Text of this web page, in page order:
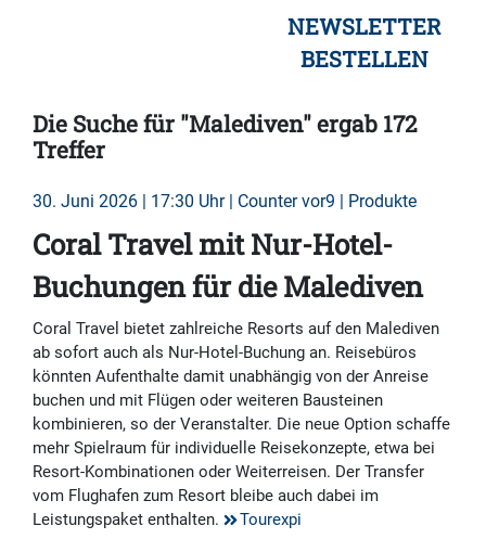
NEWSLETTER
BESTELLEN
Die Suche für "Malediven" ergab 172
Treffer
30. Juni 2026 | 17:30 Uhr | Counter vor9 | Produkte
Coral Travel mit Nur-Hotel-
Buchungen für die Malediven
Coral Travel bietet zahlreiche Resorts auf den Malediven
ab sofort auch als Nur-Hotel-Buchung an. Reisebüros
könnten Aufenthalte damit unabhängig von der Anreise
buchen und mit Flügen oder weiteren Bausteinen
kombinieren, so der Veranstalter. Die neue Option schaffe
mehr Spielraum für individuelle Reisekonzepte, etwa bei
Resort-Kombinationen oder Weiterreisen. Der Transfer
vom Flughafen zum Resort bleibe auch dabei im
Leistungspaket enthalten.
Tourexpi